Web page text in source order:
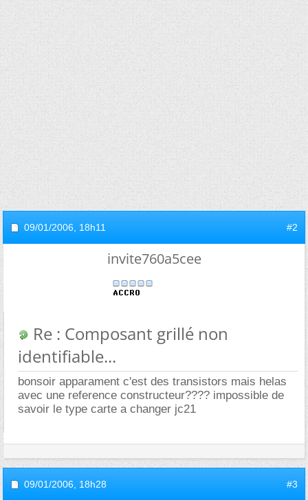
09/01/2006, 18h11 #2
invite760a5cee
Re : Composant grillé non
identifiable...
bonsoir apparament c'est des transistors mais helas
avec une reference constructeur???? impossible de
savoir le type carte a changer jc21
09/01/2006, 18h28 #3